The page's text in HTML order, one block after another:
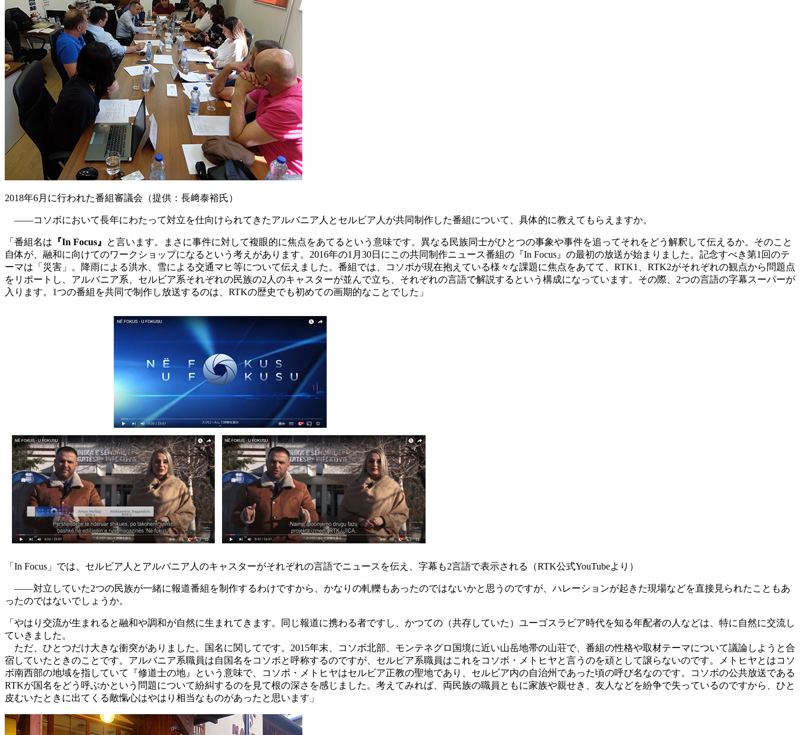
2018年6月に行われた番組審議会（提供：長﨑泰裕氏）
――コソボにおいて長年にわたって対立を仕向けられてきたアルバニア人とセルビア人が共同制作した番組について、具体的に教えてもらえますか。
「番組名は 『In Focus』
と言います。まさに事件に対して複眼的に焦点をあてるという意味です。異なる民族同士がひとつの事象や事件を追ってそれをどう解釈して伝えるか。そのこと
自体が、融和に向けてのワークショップになるという考えがあります。2016年の1月30日にこの共同制作ニュース番組の『In Focus』の最初の放送が始まりました。記念すべき第1回のテ
ーマは「災害」。降雨による洪水、雪による交通マヒ等について伝えました。番組では、コソボが現在抱えている様々な課題に焦点をあてて、RTK1、RTK2がそれぞれの観点から問題点
をリポートし、アルバニア系、セルビア系それぞれの民族の2人のキャスターが並んで立ち、それぞれの言語で解説するという構成になっています。その際、2つの言語の字幕スーパーが
入ります。1つの番組を共同で制作し放送するのは、RTKの歴史でも初めての画期的なことでした」
「In Focus」では、セルビア人とアルバニア人のキャスターがそれぞれの言語でニュースを伝え、字幕も2言語で表示される（RTK公式YouTubeより）
――対立していた2つの民族が一緒に報道番組を制作するわけですから、かなりの軋轢もあったのではないかと思うのですが、ハレーションが起きた現場などを直接見られたこともあ
ったのではないでしょうか。
「やはり交流が生まれると融和や調和が自然に生まれてきます。同じ報道に携わる者ですし、かつての（共存していた）ユーゴスラビア時代を知る年配者の人などは、特に自然に交流し
ていきました。
ただ、ひとつだけ大きな衝突がありました。国名に関してです。2015年末、コソボ北部、モンテネグロ国境に近い山岳地帯の山荘で、番組の性格や取材テーマについて議論しようと合
宿していたときのことです。アルバニア系職員は自国名をコソボと呼称するのですが、セルビア系職員はこれをコソボ・メトヒヤと言うのを頑として譲らないのです。メトヒヤとはコソ
ボ南西部の地域を指していて『修道士の地』という意味で、コソボ・メトヒヤはセルビア正教の聖地であり、セルビア内の自治州であった頃の呼び名なのです。コソボの公共放送である
RTKが国名をどう呼ぶかという問題について紛糾するのを見て根の深さを感じました。考えてみれば、両民族の職員ともに家族や親せき、友人などを紛争で失っているのですから、ひと
皮むいたときに出てくる敵愾心はやはり相当なものがあったと思います」